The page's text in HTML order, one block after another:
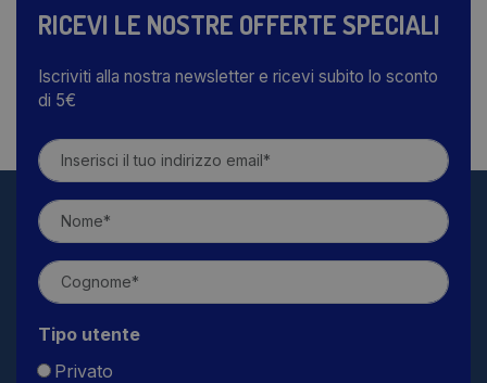
RICEVI LE NOSTRE OFFERTE SPECIALI
Iscriviti alla nostra newsletter e ricevi subito lo sconto
di 5€
Tipo utente
Privato